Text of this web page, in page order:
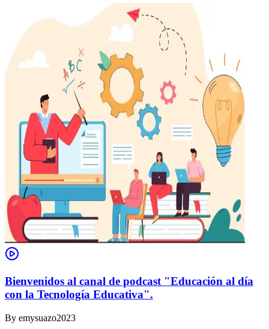
Bienvenidos al canal de podcast "Educación al día
con la Tecnología Educativa".
By emysuazo2023